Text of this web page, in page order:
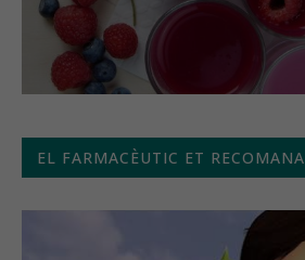
EL FARMACÈUTIC ET RECOMANA